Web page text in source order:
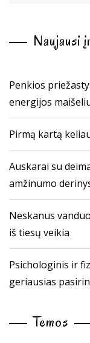
Naujausi
Penkios
energijos
Pirmą kartą
Auskarai su
amžinumo
Neskanus
iš tiesų veikia
Psichologinis ir
geriausias
Temos